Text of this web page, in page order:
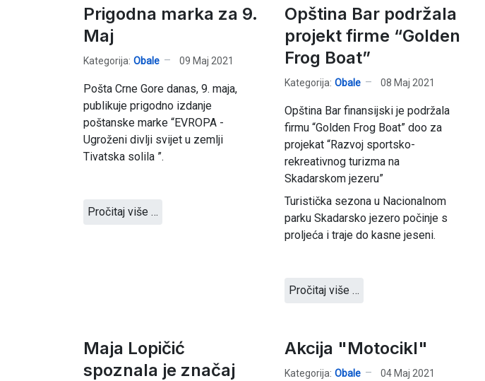
Prigodna marka za 9.
Maj
Kategorija: Obale 09 Maj 2021
Pošta Crne Gore danas, 9. maja,
publikuje prigodno izdanje
poštanske marke “EVROPA -
Ugroženi divlji svijet u zemlji
Tivatska solila ”.
Pročitaj više …
Opština Bar podržala
projekt firme “Golden
Frog Boat”
Kategorija: Obale 08 Maj 2021
Opština Bar finansijski je podržala
firmu “Golden Frog Boat” doo za
projekat “Razvoj sportsko-
rekreativnog turizma na
Skadarskom jezeru”
Turistička sezona u Nacionalnom
parku Skadarsko jezero počinje s
proljeća i traje do kasne jeseni.
Pročitaj više …
Maja Lopičić
spoznala je značaj
Akcija "Motocikl"
Kategorija: Obale 04 Maj 2021